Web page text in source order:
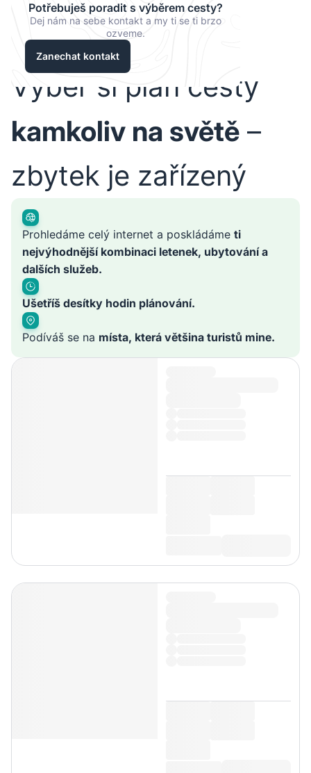
Potřebuješ poradit s výběrem cesty?
Dej nám na sebe kontakt a my ti se ti brzo
ozveme.
Zanechat kontakt
Vyber si plán cesty
kamkoliv na světě –
zbytek je zařízený
Prohledáme celý internet a poskládáme ti
nejvýhodnější kombinaci letenek, ubytování a
dalších služeb.
Ušetříš desítky hodin plánování.
Podíváš se na místa, která většina turistů mine.